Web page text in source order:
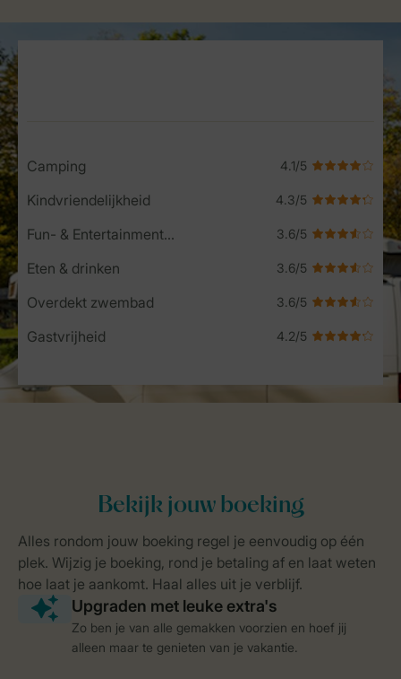
Service Rating from our guests
Camping
Kindvriendelijkheid
Fun- & Entertainment-programma
Eten & drinken
Overdekt zwembad
Gastvrijheid
Zo ben je van alle gemakken voorzien en hoef jij
alleen maar te genieten van je vakantie.